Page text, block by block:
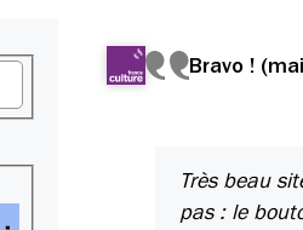
Bravo !
Très beau
pas : le